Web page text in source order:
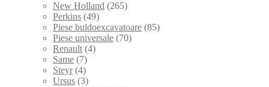
New Holland (265)
Perkins (49)
Piese buldoexcavatoare (85)
Piese universale (70)
Renault (4)
Same (7)
Steyr (4)
Ursus (3)